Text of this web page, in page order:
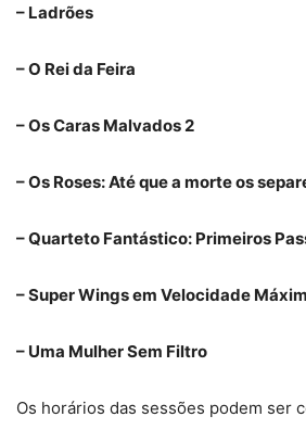
– Ladrões
– O Rei da Feira
– Os Caras Malvados 2
– Os Roses: Até que a morte os
– Quarteto Fantástico: Primeiros
– Super Wings em Velocidade
– Uma Mulher Sem Filtro
Os horários das sessões podem ser